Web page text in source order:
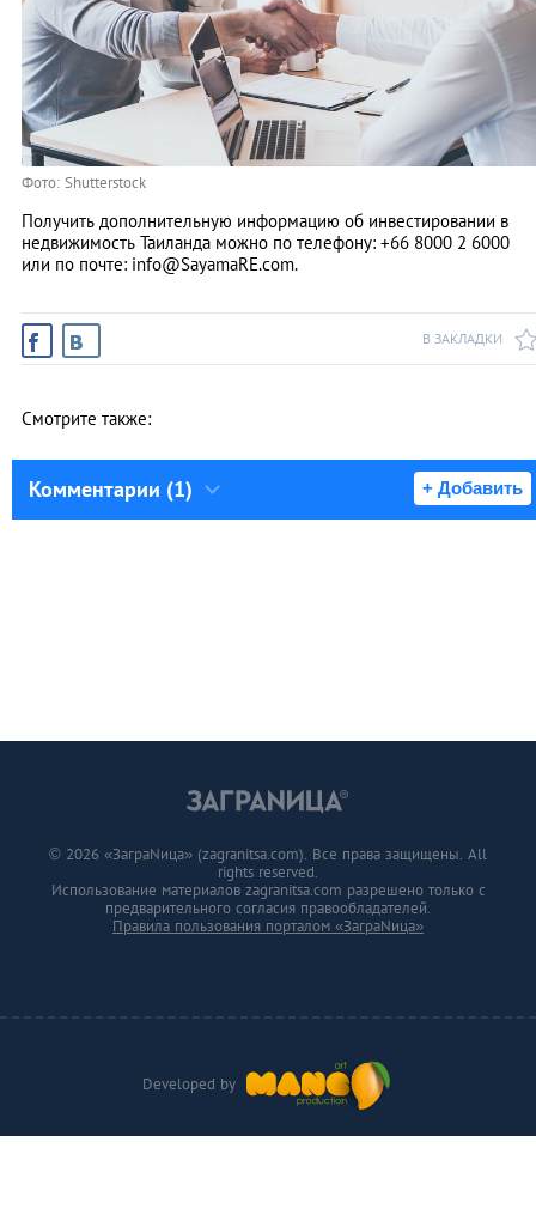
Фото: Shutterstock
Получить дополнительную информацию об инвестировании в
недвижимость Таиланда можно по телефону: +66 8000 2 6000
или по почте: info@SayamaRE.com.
В ЗАКЛАДКИ
Смотрите также:
Комментарии (1) + Добавить
Developed by
© 2026 «ЗаграNица» (zagranitsa.com). Все права защищены. All
rights reserved.
Использование материалов zagranitsa.com разрешено только с
предварительного согласия правообладателей.
Правила пользования порталом «ЗаграNица»